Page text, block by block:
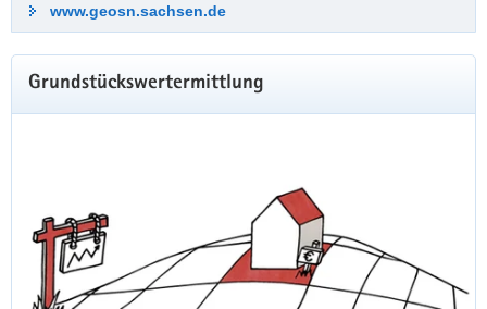
Digitale Orthophotos Bildflug 2025
www.geosn.sachsen.de
Grundstückswertermittlung